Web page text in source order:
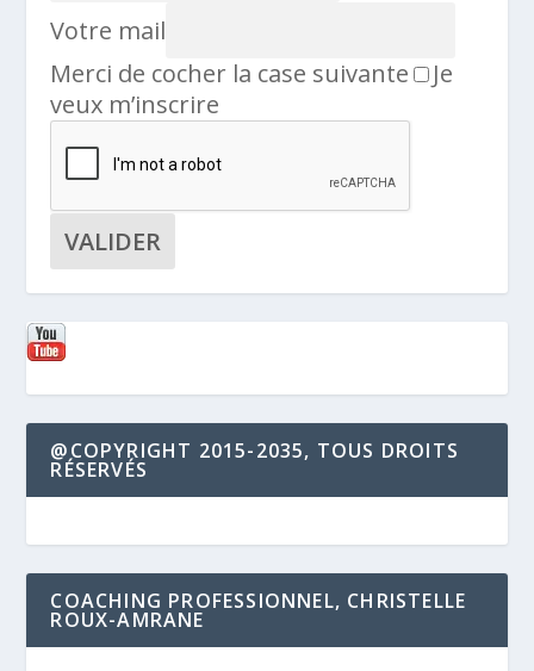
Votre mail
Merci de cocher la case suivante
Je
veux m’inscrire
@COPYRIGHT 2015-2035, TOUS DROITS
RÉSERVÉS
COACHING PROFESSIONNEL, CHRISTELLE
ROUX-AMRANE